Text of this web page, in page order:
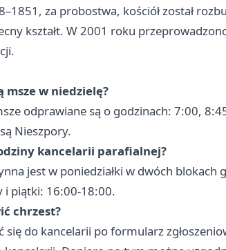
za probostwa, kościół został
kształt. W 2001 roku
msze w niedzielę?
odprawiane są o godzinach: 7:00,
Nieszpory.
kancelarii parafialnej?
jest w poniedziałki w dwóch
i piątki: 16:00-18:00.
chrzest?
się do kancelarii po formularz